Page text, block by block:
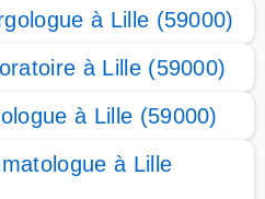
à Lille (59000)
à Lille (59000)
à Lille (59000)
à Lille